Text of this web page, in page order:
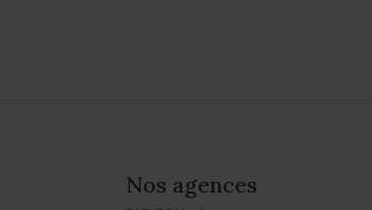
Nos agences